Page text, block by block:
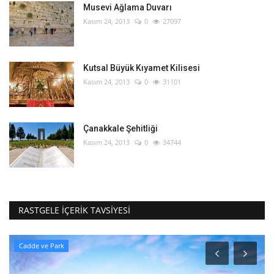
Musevi Ağlama Duvarı
Kasım 24, 2013 0 27097
Kutsal Büyük Kıyamet Kilisesi
Kasım 24, 2013 0 31101
Çanakkale Şehitliği
Kasım 24, 2013 0 34744
RASTGELE İÇERIK TAVSIYESI
Dini Mekanlar